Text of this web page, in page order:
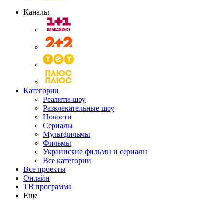
Каналы
Категории
Реалити-шоу
Развлекательные шоу
Новости
Сериалы
Мультфильмы
Фильмы
Украинские фильмы и сериалы
Все категории
Все проекты
Онлайн
ТВ программа
Еще